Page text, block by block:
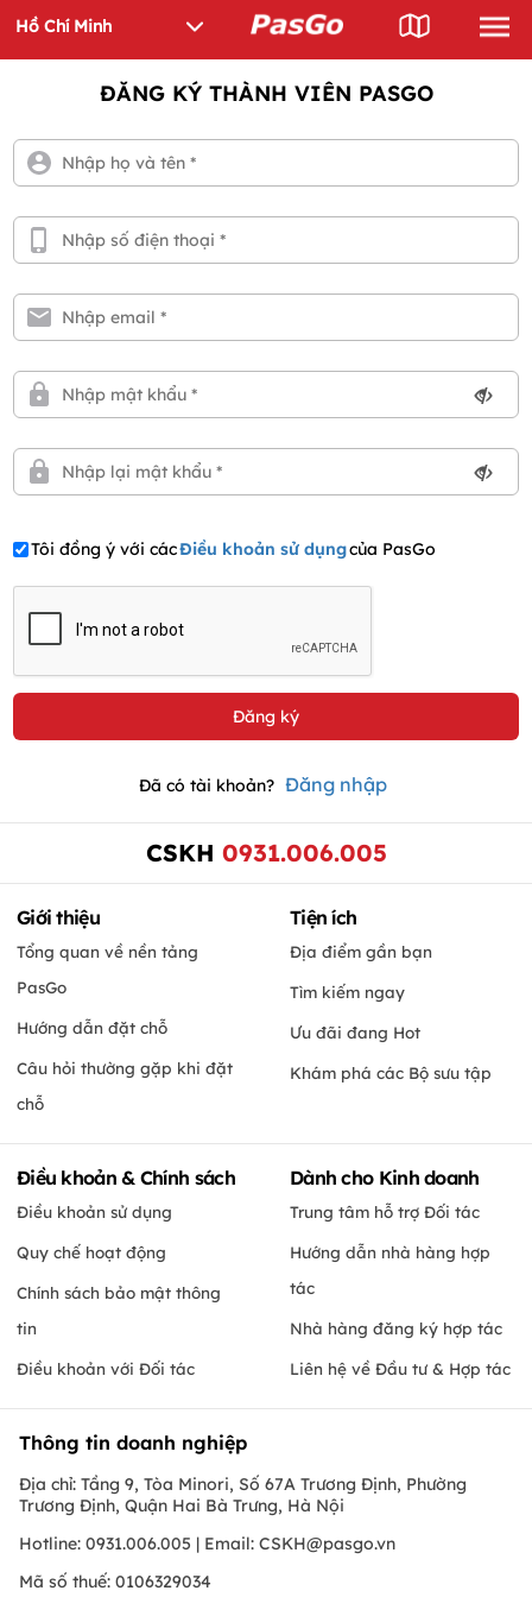
ĐĂNG KÝ THÀNH VIÊN PASGO
Tôi đồng ý với cácĐiều khoản sử dụngcủa PasGo
Đã có tài khoản? Đăng nhập
CSKH 0931.006.005
Giới thiệu
Tổng quan về nền tảng
PasGo
Hướng dẫn đặt chỗ
Câu hỏi thường gặp khi đặt
chỗ
Tiện ích
Địa điểm gần bạn
Tìm kiếm ngay
Ưu đãi đang Hot
Khám phá các Bộ sưu tập
Điều khoản & Chính sách
Điều khoản sử dụng
Quy chế hoạt động
Chính sách bảo mật thông
tin
Điều khoản với Đối tác
Dành cho Kinh doanh
Trung tâm hỗ trợ Đối tác
Hướng dẫn nhà hàng hợp
tác
Nhà hàng đăng ký hợp tác
Liên hệ về Đầu tư & Hợp tác
Thông tin doanh nghiệp
Địa chỉ: Tầng 9, Tòa Minori, Số 67A Trương Định, Phường
Trương Định, Quận Hai Bà Trưng, Hà Nội
Hotline: 0931.006.005 | Email: CSKH@pasgo.vn
Mã số thuế: 0106329034